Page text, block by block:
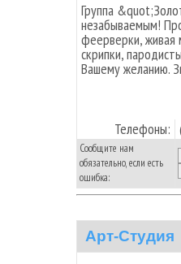
Группа
незабываемым!
феерверки, живая
скрипки,
Вашему желанию.
Телефоны:
Сообщите нам
обязательно, если есть
ошибка:
Арт-Студия